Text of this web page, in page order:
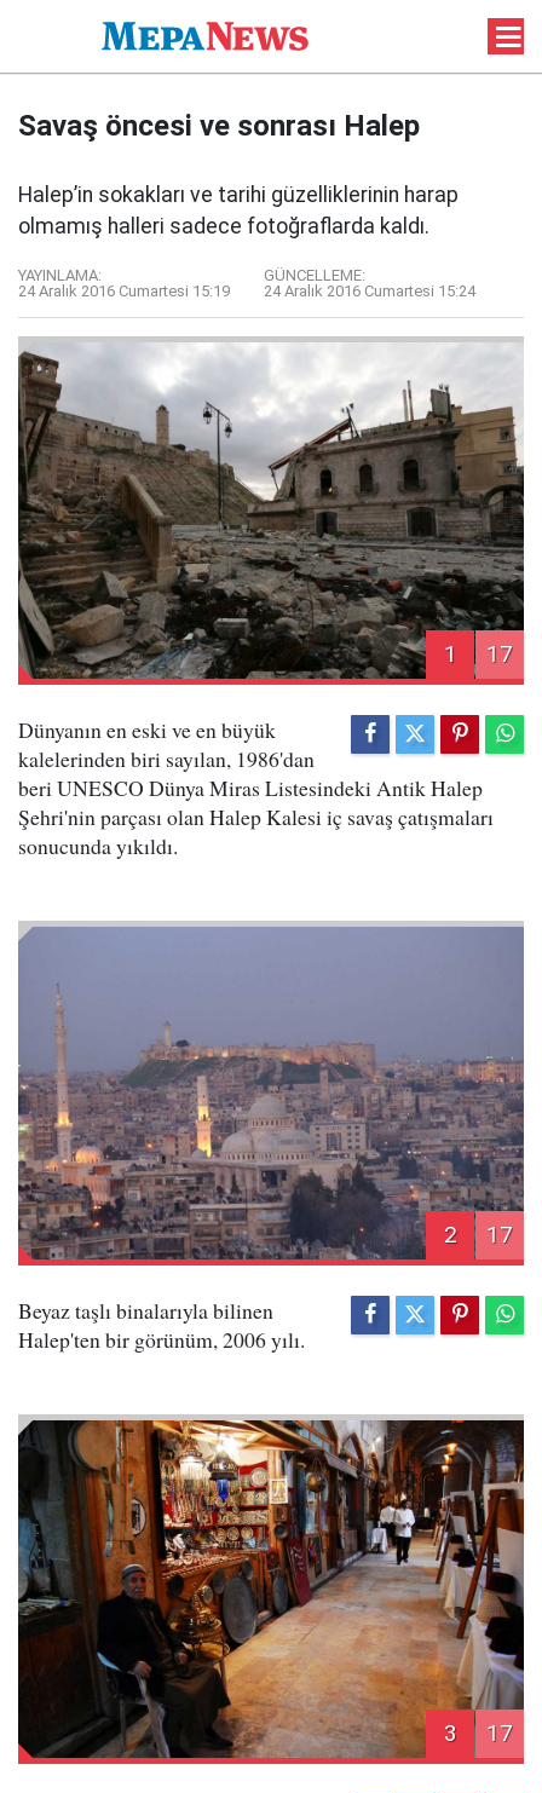
Savaş öncesi ve sonrası Halep
Halep’in sokakları ve tarihi güzelliklerinin harap
olmamış halleri sadece fotoğraflarda kaldı.
YAYINLAMA:
24 Aralık 2016 Cumartesi 15:19
GÜNCELLEME:
24 Aralık 2016 Cumartesi 15:24
1 17
Dünyanın en eski ve en büyük
kalelerinden biri sayılan, 1986'dan
beri UNESCO Dünya Miras Listesindeki Antik Halep
Şehri'nin parçası olan Halep Kalesi iç savaş çatışmaları
sonucunda yıkıldı.
2 17
Beyaz taşlı binalarıyla bilinen
Halep'ten bir görünüm, 2006 yılı.
3 17